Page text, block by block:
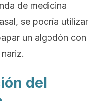
de medicina
se podría utilizar
un algodón con
del